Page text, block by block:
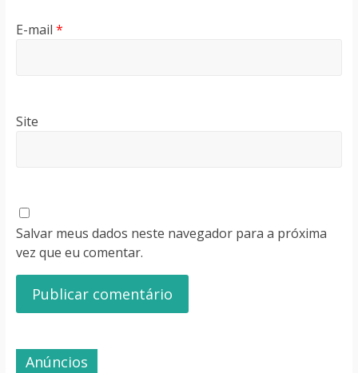
E-mail *
Site
Salvar meus dados neste navegador para a próxima
vez que eu comentar.
Anúncios